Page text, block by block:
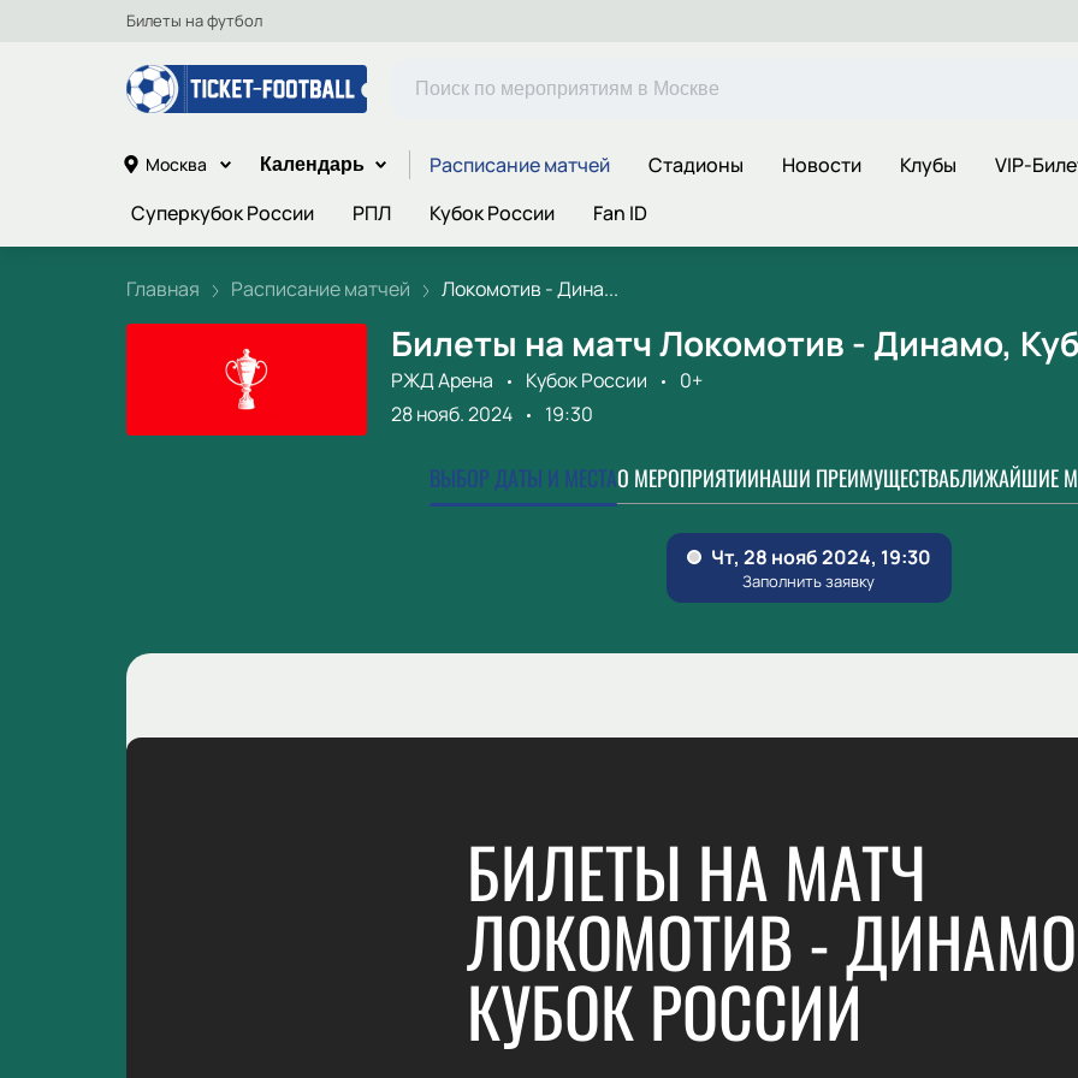
Билеты на футбол
Москва Календарь Расписание матчей Стадионы Новости Клубы
VIP-
Суперкубок России
РПЛ Кубок России Fan ID
Главная Расписание матчей Локомотив - Дина...
Билеты на матч Локомотив - Динамо,
РЖД Арена Кубок России
0+
28 нояб. 2024
19:30
ВЫБОР ДАТЫ И МЕСТАО МЕРОПРИЯТИИНАШИ ПРЕИМУЩЕСТВАБЛИЖАЙШИЕ
БИЛЕТЫ НА МАТЧ
ЛОКОМОТИВ -
КУБОК РОССИИ